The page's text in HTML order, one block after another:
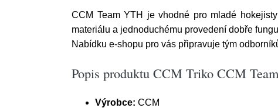
CCM Team YTH je vhodné pro mladé
materiálu a jednoduchému provedení dobře
Nabídku e-shopu pro vás připravuje tým
Popis produktu CCM Triko CCM
Výrobce: CCM